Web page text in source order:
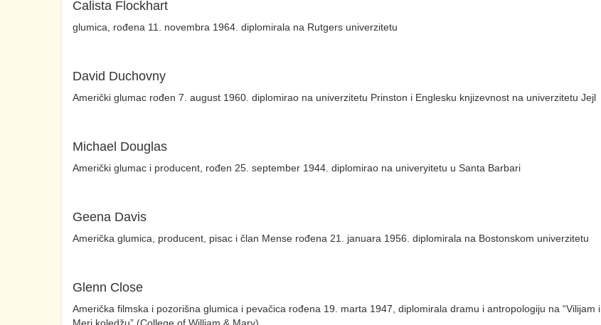
Calista Flockhart
glumica, rođena 11. novembra 1964. diplomirala na Rutgers univerzitetu
David Duchovny
Američki glumac rođen 7. august 1960. diplomirao na univerzitetu Prinston i Englesku knjizevnost na univerzitetu Jejl
Michael Douglas
Američki glumac i producent, rođen 25. september 1944. diplomirao na univeryitetu u Santa Barbari
Geena Davis
Američka glumica, producent, pisac i član Mense rođena 21. januara 1956. diplomirala na Bostonskom univerzitetu
Glenn Close
Američka filmska i pozorišna glumica i pevačica rođena 19. marta 1947, diplomirala dramu i antropologiju na “Vilijam i
Meri koledžu” (College of William & Mary)